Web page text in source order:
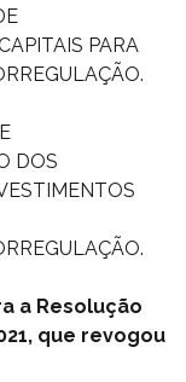
PARA
DOS
a Resolução
que revogou